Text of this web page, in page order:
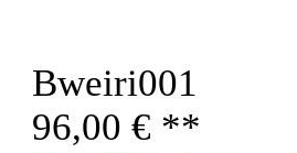
Bweiri001
96,00 € **